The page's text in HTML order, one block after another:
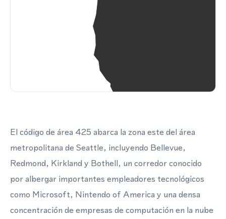
El código de área 425 abarca la zona este del área
metropolitana de Seattle, incluyendo Bellevue,
Redmond, Kirkland y Bothell, un corredor conocido
por albergar importantes empleadores tecnológicos
como Microsoft, Nintendo of America y una densa
concentración de empresas de computación en la nube